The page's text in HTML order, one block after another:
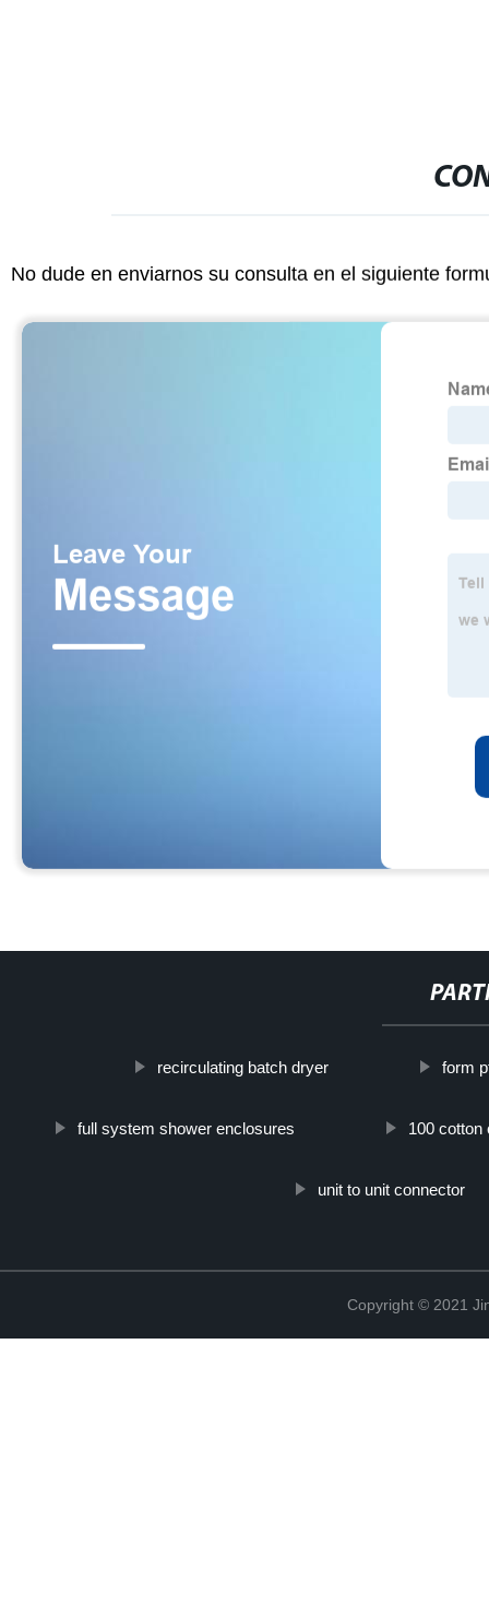
No dude en enviarnos su consulta en el siguiente
recirculating batch dryer form
full system shower enclosures 100 cotton
unit to unit connector
Copyright © 2021